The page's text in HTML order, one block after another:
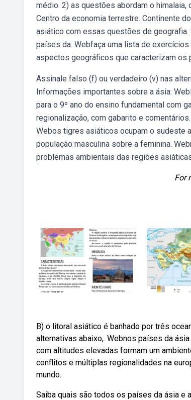
médio. 2) as questões abordam o
Centro da economia terrestre. Continente
asiático com essas questões de
países da. Webfaça uma lista de
aspectos geográficos que caracterizam os
Assinale falso (f) ou verdadeiro (v) nas
Informações importantes sobre a ásia:
para o 9º ano do ensino fundamental com
regionalização, com gabarito e
Webos tigres asiáticos ocupam o sudeste
população masculina sobre a feminina.
problemas ambientais das regiões
For
B) o litoral asiático é banhado por três
alternativas abaixo,. Webnos países da
com altitudes elevadas formam um
conflitos e múltiplas regionalidades na
mundo.
Saiba quais são todos os países da ásia e